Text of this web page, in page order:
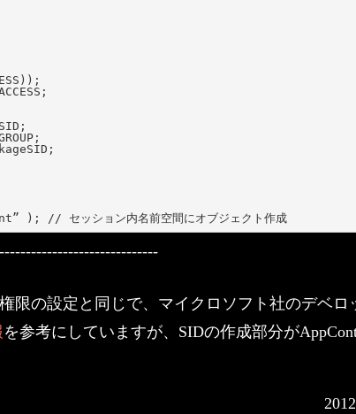
CreateEvent( &sa, FALSE, FALSE, L“MyEvent” ); // セッション内名前空間にオブジェクト作成
限の設定と同じで、マイクロソフト社のデベロ
を参考にしていますが、SIDの作成部分が